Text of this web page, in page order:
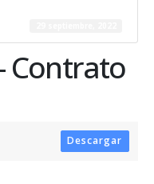
- Contrato
Descargar